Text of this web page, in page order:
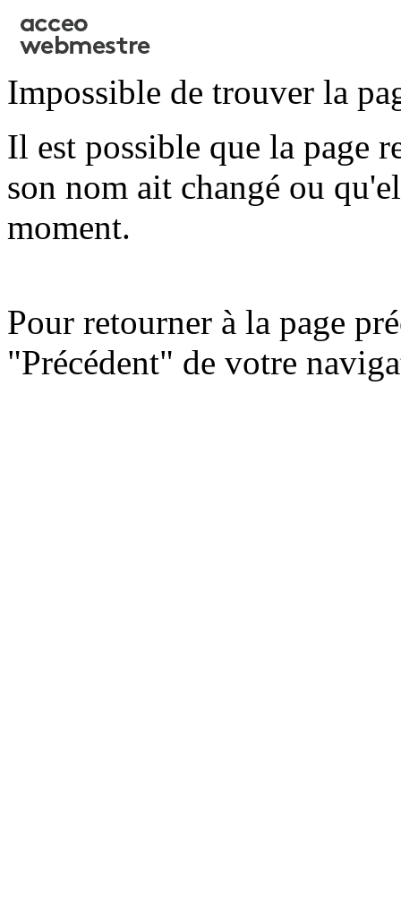
Impossible de trouver la
Il est possible que la page
son nom ait changé ou
moment.
Pour retourner à la page
"Précédent" de votre